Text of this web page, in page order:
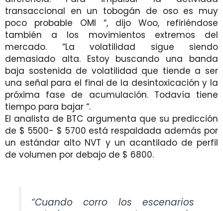
transaccional en un tobogán de oso es muy
poco probable OMI “, dijo Woo, refiriéndose
también a los movimientos extremos del
mercado. “La volatilidad sigue siendo
demasiado alta. Estoy buscando una banda
baja sostenida de volatilidad que tiende a ser
una señal para el final de la desintoxicación y la
próxima fase de acumulación. Todavía tiene
tiempo para bajar “.
El analista de BTC argumenta que su predicción
de $ 5500- $ 5700 está respaldada además por
un estándar alto NVT y un acantilado de perfil
de volumen por debajo de $ 6800.
“Cuando corro los escenarios